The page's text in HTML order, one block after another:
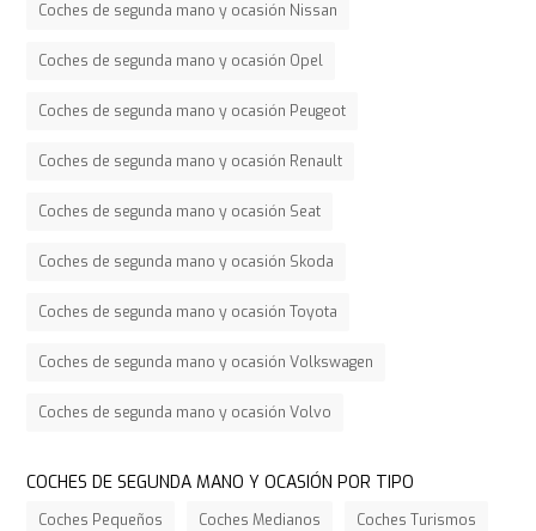
Coches de segunda mano y ocasión Nissan
Coches de segunda mano y ocasión Opel
Coches de segunda mano y ocasión Peugeot
Coches de segunda mano y ocasión Renault
Coches de segunda mano y ocasión Seat
Coches de segunda mano y ocasión Skoda
Coches de segunda mano y ocasión Toyota
Coches de segunda mano y ocasión Volkswagen
Coches de segunda mano y ocasión Volvo
COCHES DE SEGUNDA MANO Y OCASIÓN POR TIPO
Coches Pequeños Coches Medianos Coches Turismos